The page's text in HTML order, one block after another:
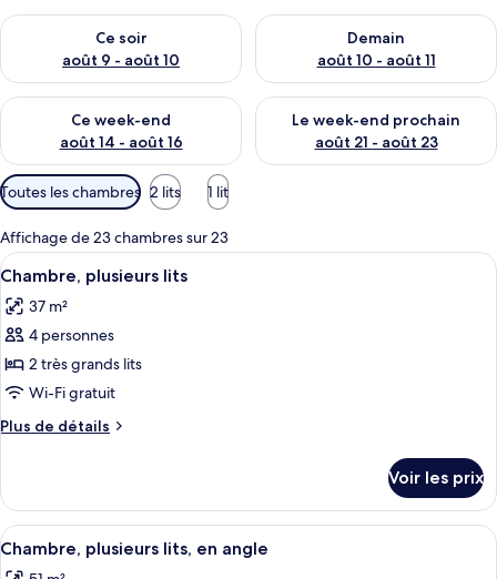
n
o
t
é
s
p
s
Ce soir
août 9 - août 10
Vérifier la disponibilité pour ce soir août 9 - août 10
Demain
août 10 - août 11
Vérifier la disponibilité pour
Ce week-end
août 14 - août 16
Vérifier la disponibilité pour ce week-end août 14 - août 16
Le week-end prochain
août 21 - août 23
Vérifier la disponibilité pour
Filtres
disponibles
pour
les
chambres
Toutes les chambres 2 lits 1 lit
Affichage de 23 chambres sur 23
Afficher
toutes
les
photos
pour
ce
type
de
Chambre,
plusieurs
lits
Une chambre d’hôtel avec deux lits,
4
Chambre, plusieurs lits
37 m²
4 personnes
2 très grands lits
Wi-Fi gratuit
Plus de détails
Plus
le
type
de
Voir les prix
Afficher
toutes
Une chambre d’hôtel avec deux
4
Chambre, plusieurs lits, en angle